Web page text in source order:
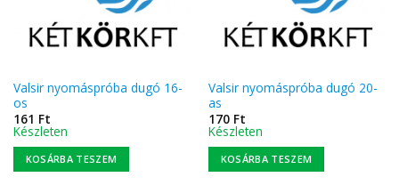
Valsir nyomáspróba dugó 16-
os
161 Ft
Készleten
KOSÁRBA TESZEM
Valsir nyomáspróba dugó 20-
as
170 Ft
Készleten
KOSÁRBA TESZEM